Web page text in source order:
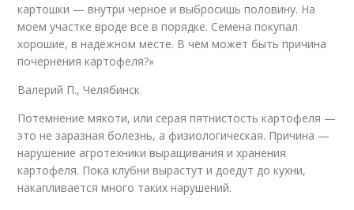
картошки — внутри черное и выбросишь половину. На
моем участке вроде все в порядке. Семена покупал
хорошие, в надежном месте. В чем может быть причина
почернения картофеля?»
Валерий П., Челябинск
Потемнение мякоти, или серая пятнистость картофеля —
это не заразная болезнь, а физиологическая. Причина —
нарушение агротехники выращивания и хранения
картофеля. Пока клубни вырастут и доедут до кухни,
накапливается много таких нарушений.